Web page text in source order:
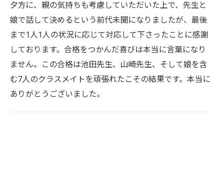
夕方に、親の気持ちも考慮していただいた上で、先生と
娘で話して決めるという前代未聞になりましたが、最後
まで1人1人の状況に応じて対応して下さったことに感謝
しております。合格をつかんだ喜びは本当に言葉になり
ません。この合格は池田先生、山崎先生、そして娘を含
む7人のクラスメイトを頑張れたこその結果です。本当に
ありがとうございました。